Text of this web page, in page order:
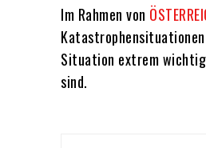
Im Rahmen von
Situation extrem
sind.